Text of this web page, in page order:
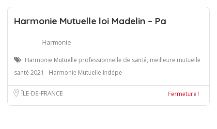
Harmonie Mutuelle loi Madelin – Pa
Harmonie
Harmonie Mutuelle professionnelle de santé, meilleure mutuelle
santé 2021 - Harmonie Mutuelle Indépe
ÎLE-DE-FRANCE Fermeture !